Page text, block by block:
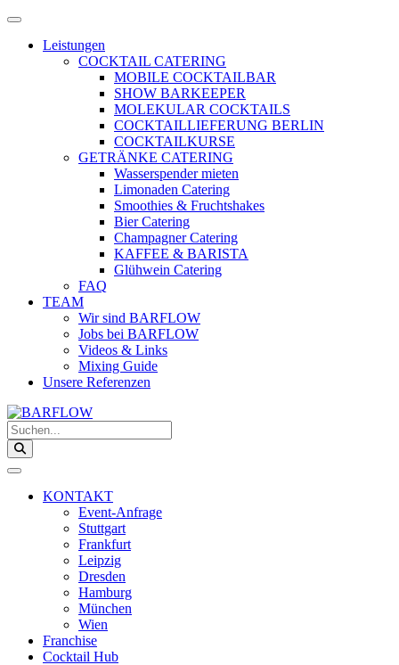
Zum
springen
Menü
öffnenLeistungen
COCKTAIL CATERING
MOBILE COCKTAILBAR
SHOW BARKEEPER
MOLEKULAR COCKTAILS
COCKTAILLIEFERUNG BERLIN
COCKTAILKURSE
GETRÄNKE CATERING
Wasserspender mieten
Limonaden Catering
Smoothies & Fruchtshakes
Bier Catering
Champagner Catering
KAFFEE & BARISTA
Glühwein Catering
FAQ
TEAM
Wir sind BARFLOW
Jobs bei BARFLOW
Videos & Links
Mixing Guide
Unsere Referenzen
Suchen...
KONTAKT
Event-Anfrage
Stuttgart
Frankfurt
Leipzig
Dresden
Hamburg
München
Wien
Franchise
Cocktail Hub